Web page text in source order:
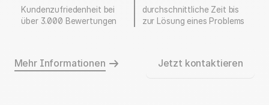
Kundenzufriedenheit bei
über 3.000 Bewertungen
durchschnittliche Zeit bis
zur Lösung eines Problems
Mehr Informationen Jetzt kontaktieren